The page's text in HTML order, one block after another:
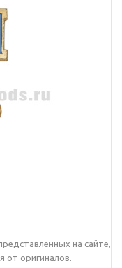
на сайте,
от оригиналов.